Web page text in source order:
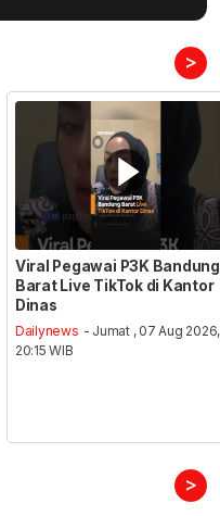
>
Viral Pegawai P3K Bandung
Barat Live TikTok di Kantor
Dinas
Dailynews - Jumat , 07 Aug 2026,
20:15 WIB
>